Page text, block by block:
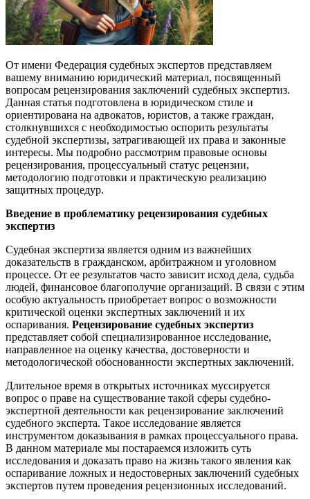
От имени Федерация судебных экспертов представляем
вашему вниманию юридический материал, посвященный
вопросам рецензирования заключений судебных экспертиз.
Данная статья подготовлена в юридическом стиле и
ориентирована на адвокатов, юристов, а также граждан,
столкнувшихся с необходимостью оспорить результаты
судебной экспертизы, затрагивающей их права и законные
интересы. Мы подробно рассмотрим правовые основы
рецензирования, процессуальный статус рецензии,
методологию подготовки и практическую реализацию
защитных процедур.
Введение в проблематику рецензирования судебных
экспертиз
Судебная экспертиза является одним из важнейших
доказательств в гражданском, арбитражном и уголовном
процессе. От ее результатов часто зависит исход дела, судьба
людей, финансовое благополучие организаций. В связи с этим
особую актуальность приобретает вопрос о возможности
критической оценки экспертных заключений и их
оспаривания. Рецензирование судебных экспертиз
представляет собой специализированное исследование,
направленное на оценку качества, достоверности и
методологической обоснованности экспертных заключений.
Длительное время в открытых источниках муссируется
вопрос о праве на существование такой сферы судебно-
экспертной деятельности как рецензирование заключений
судебного эксперта. Такое исследование является
инструментом доказывания в рамках процессуального права.
В данном материале мы постараемся изложить суть
исследования и доказать право на жизнь такого явления как
оспаривание ложных и недостоверных заключений судебных
экспертов путем проведения рецензионных исследований.